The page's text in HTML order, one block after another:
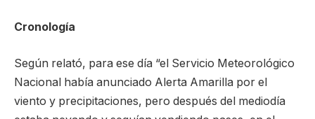
Cronología
Según relató, para ese día “el Servicio Meteorológico
Nacional había anunciado Alerta Amarilla por el
viento y precipitaciones, pero después del mediodía